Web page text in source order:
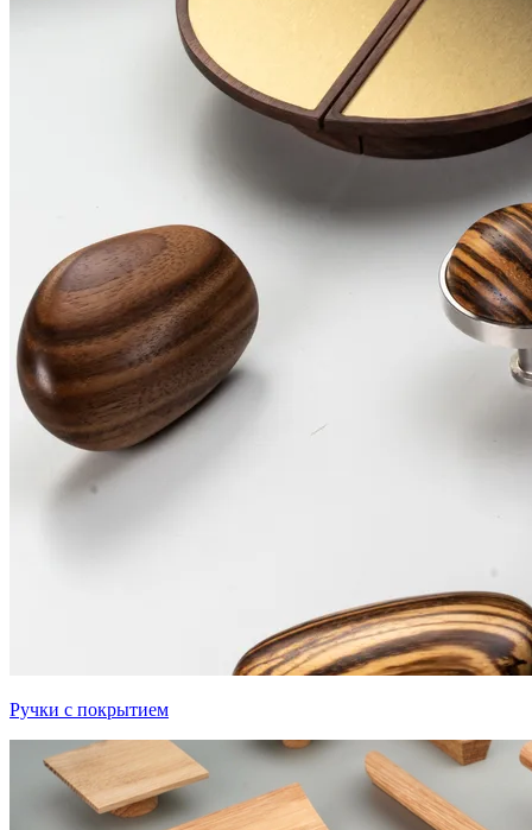
Ручки с покрытием